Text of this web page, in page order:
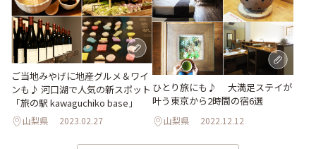
ご当地みやげに地産グルメ＆ワイ
ンも♪ 河口湖で人気の新スポット
「旅の駅 kawaguchiko base」
山梨県 2023.02.27
ひとり旅にも♪ 大満足ステイが
叶う東京から2時間の宿6選
山梨県 2022.12.12